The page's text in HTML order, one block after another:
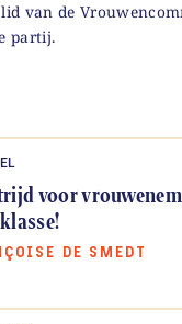
van de
partij.
voor
DE SMEDT